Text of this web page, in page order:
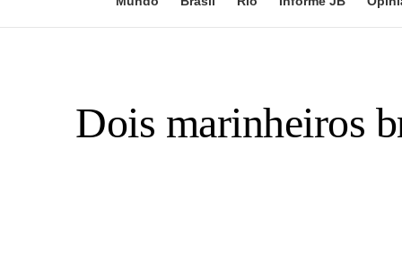
Dois marinheiros